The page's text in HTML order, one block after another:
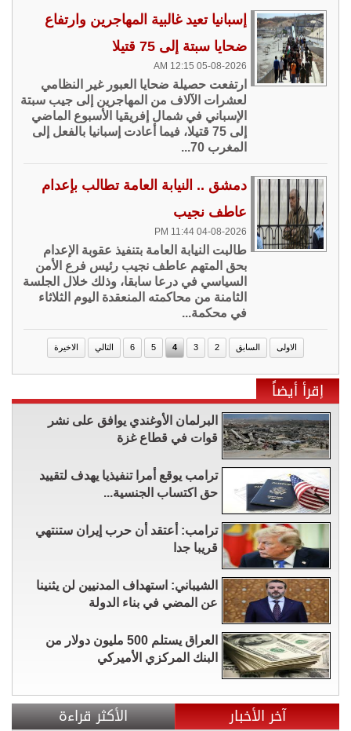
إسبانيا تعيد غالبية المهاجرين وارتفاع
ضحايا سبتة إلى 75 قتيلا
05-08-2026 12:15 AM
ارتفعت حصيلة ضحايا العبور غير النظامي
لعشرات الآلاف من المهاجرين إلى جيب سبتة
الإسباني في شمال إفريقيا الأسبوع الماضي
إلى 75 قتيلا، فيما أعادت إسبانيا بالفعل إلى
المغرب 70...
دمشق .. النيابة العامة تطالب بإعدام
عاطف نجيب
04-08-2026 11:44 PM
طالبت النيابة العامة بتنفيذ عقوبة الإعدام
بحق المتهم عاطف نجيب رئيس فرع الأمن
السياسي في درعا سابقا، وذلك خلال الجلسة
الثامنة من محاكمته المنعقدة اليوم الثلاثاء
في محكمة...
الاولى السابق 2
3
4
5
6 التالي الاخيرة
إقرأ أيضاً
البرلمان الأوغندي يوافق على نشر
قوات في قطاع غزة
ترامب يوقع أمرا تنفيذيا يهدف لتقييد
حق اكتساب الجنسية...
ترامب: أعتقد أن حرب إيران ستنتهي
قريبا جدا
الشيباني: استهداف المدنيين لن يثنينا
عن المضي في بناء الدولة
العراق يستلم 500 مليون دولار من
البنك المركزي الأميركي
آخر الأخبار الأكثر قراءة